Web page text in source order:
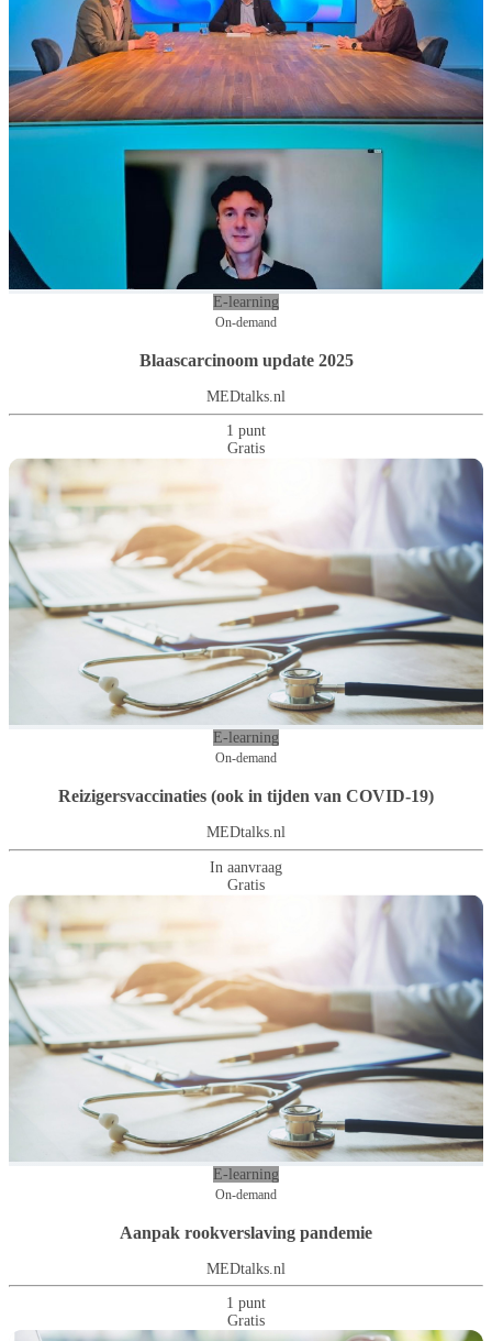
E-learning
On-demand
Blaascarcinoom update 2025
MEDtalks.nl
1 punt
Gratis
E-learning
On-demand
Reizigersvaccinaties (ook in tijden van COVID-19)
MEDtalks.nl
In aanvraag
Gratis
E-learning
On-demand
Aanpak rookverslaving pandemie
MEDtalks.nl
1 punt
Gratis